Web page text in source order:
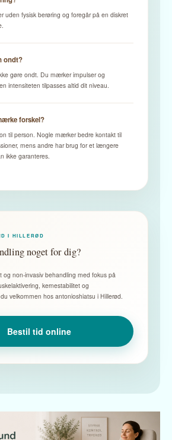
uden fysisk berøring og foregår på en diskret
ondt?
gøre ondt. Du mærker impulser og
intensiteten tilpasses altid dit niveau.
forskel?
til person. Nogle mærker bedre kontakt til
mens andre har brug for et længere
ikke garanteres.
I HILLERØD
noget for dig?
og non-invasiv behandling med fokus på
kernestabilitet og
velkommen hos antonioshiatsu i Hillerød.
Bestil tid online